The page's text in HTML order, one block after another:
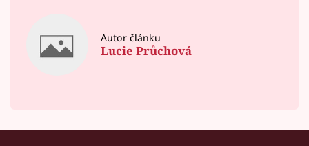
Autor článku
Lucie Průchová